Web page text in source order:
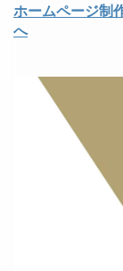
ホームページ制
へ